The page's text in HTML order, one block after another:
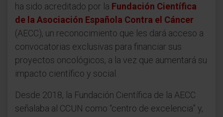
ha sido acreditado por la Fundación Científica
de la Asociación Española Contra el Cáncer
(AECC), un reconocimiento que les dará acceso a
convocatorias exclusivas para financiar sus
proyectos oncológicos, a la vez que aumentará su
impacto científico y social.
Desde 2018, la Fundación Científica de la AECC
señalaba al CCUN como “centro de excelencia” y,